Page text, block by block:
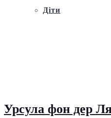
Діти
Урсула фон дер